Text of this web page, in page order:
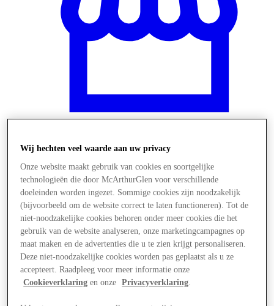
Wij hechten veel waarde aan uw privacy
Onze website maakt gebruik van cookies en soortgelijke
technologieën die door McArthurGlen voor verschillende
doeleinden worden ingezet. Sommige cookies zijn noodzakelijk
(bijvoorbeeld om de website correct te laten functioneren). Tot de
niet-noodzakelijke cookies behoren onder meer cookies die het
gebruik van de website analyseren, onze marketingcampagnes op
maat maken en de advertenties die u te zien krijgt personaliseren.
Deze niet-noodzakelijke cookies worden pas geplaatst als u ze
accepteert. Raadpleeg voor meer informatie onze
Cookieverklaring en onze Privacyverklaring.